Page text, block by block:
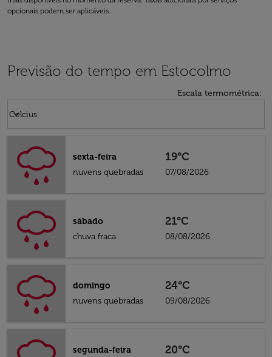
opcionais podem ser aplicáveis.
Previsão do tempo em Estocolmo
Escala termométrica:
Celcius
keyboard_arrow_down
sexta-feira
nuvens quebradas
19°C
07/08/2026
sábado
chuva fraca
21°C
08/08/2026
domingo
nuvens quebradas
24°C
09/08/2026
segunda-feira
20°C